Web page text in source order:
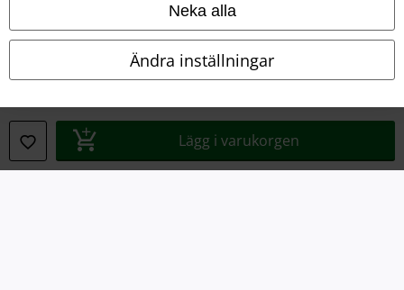
Neka alla
Ändra inställningar
Lägg i varukorgen
Villkor
Om oss